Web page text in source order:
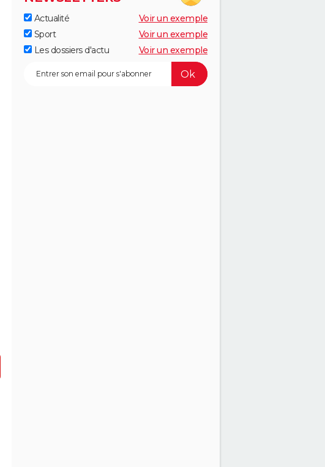
Actualité
Voir un exemple
Sport
Voir un exemple
Les dossiers d'actu
Voir un exemple